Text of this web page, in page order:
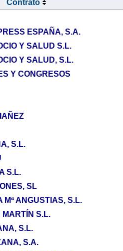
Contrato
ESPAÑA, S.A.
Y SALUD S.L.
Y SALUD, S.L.
Y CONGRESOS
S.L.
S.L.
SL
Mª ANGUSTIAS, S.L.
MARTÍN S.L.
S.L.
S.A.